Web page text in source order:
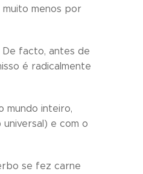
menos por
De facto, antes de
é radicalmente
mundo inteiro,
e com o
se fez carne